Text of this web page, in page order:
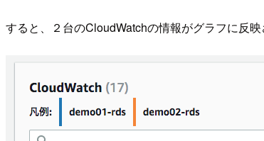
すると、２台のCloudWatchの情報がグラフに反